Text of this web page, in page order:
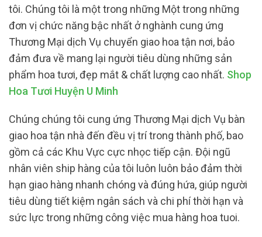
tôi. Chúng tôi là một trong những Một trong những
đơn vị chức năng bậc nhất ở nghành cung ứng
Thương Mại dịch Vụ chuyển giao hoa tận nơi, bảo
đảm đưa về mang lại người tiêu dùng những sản
phẩm hoa tươi, đẹp mắt & chất lượng cao nhất. Shop
Hoa Tươi Huyện U Minh
Chúng chúng tôi cung ứng Thương Mại dịch Vụ bàn
giao hoa tận nhà đến đều vị trí trong thành phố, bao
gồm cả các Khu Vực cực nhọc tiếp cận. Đội ngũ
nhân viên ship hàng của tôi luôn luôn bảo đảm thời
hạn giao hàng nhanh chóng và đúng hứa, giúp người
tiêu dùng tiết kiệm ngân sách và chi phí thời hạn và
sức lực trong những công việc mua hàng hoa tuoi.